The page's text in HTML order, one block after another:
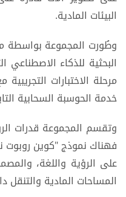
البيئات المادية.
البحثية للذكاء الاصطناعي
مرحلة الاختبارات
خدمة الحوسبة السحابية
وتقسم المجموعة قدرات
على الرؤية واللغة،
المساحات المادية والتنقل